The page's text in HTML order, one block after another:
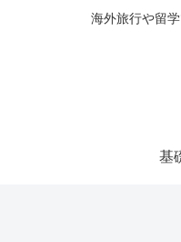
海外旅行や留
基